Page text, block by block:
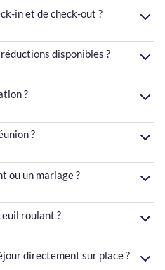
in et de check-out ?
disponibles ?
?
?
ou un mariage ?
roulant ?
directement sur place ?